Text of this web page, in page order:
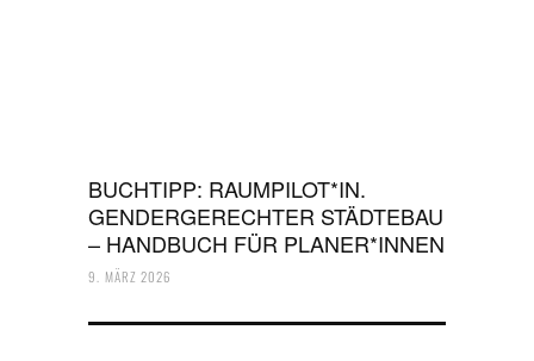
BUCHTIPP: RAUMPILOT*IN.
GENDERGERECHTER STÄDTEBAU
– HANDBUCH FÜR PLANER*INNEN
9. MÄRZ 2026